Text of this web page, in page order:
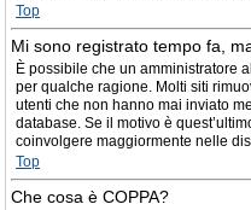
Top
Mi sono registrato tempo fa,
È possibile che un amministratore
per qualche ragione. Molti siti
utenti che non hanno mai inviato
database. Se il motivo è
coinvolgere maggiormente nelle
Top
Che cosa è COPPA?